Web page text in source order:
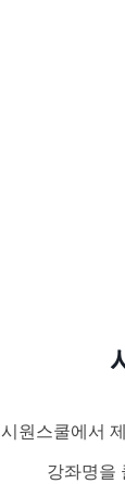
시원스쿨에서
강좌명을